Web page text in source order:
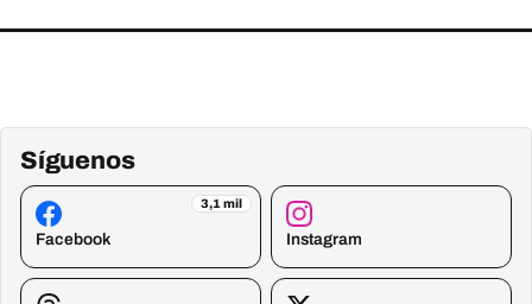
Síguenos
3,1 mil
Facebook Instagram